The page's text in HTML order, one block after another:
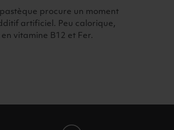
procure un moment
artificiel. Peu calorique,
vitamine B12 et Fer.